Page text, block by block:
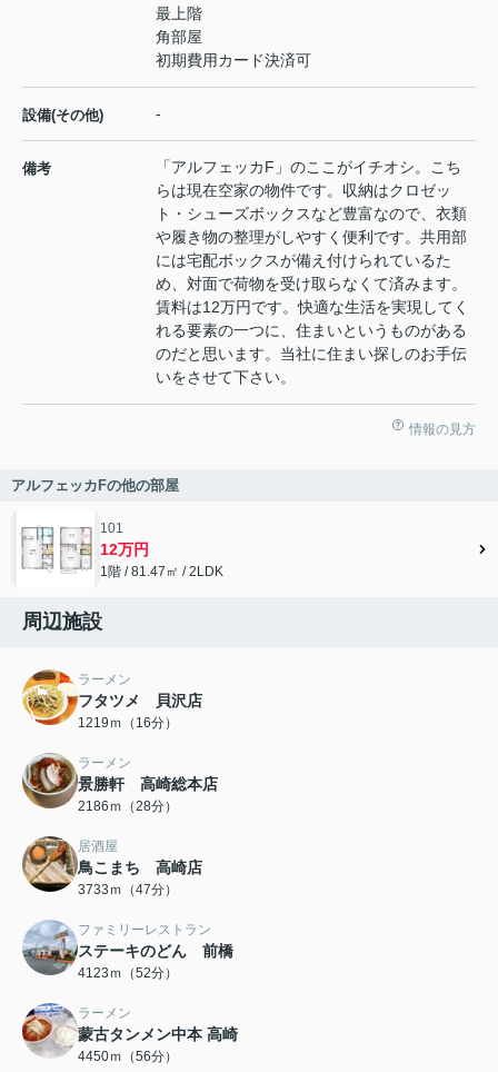
最上階
角部屋
初期費用カード決済可
設備(その他) -
備考
「アルフェッカF」のここがイチオシ。こち
らは現在空家の物件です。収納はクロゼッ
ト・シューズボックスなど豊富なので、衣類
や履き物の整理がしやすく便利です。共用部
には宅配ボックスが備え付けられているた
め、対面で荷物を受け取らなくて済みます。
賃料は12万円です。快適な生活を実現してく
れる要素の一つに、住まいというものがある
のだと思います。当社に住まい探しのお手伝
いをさせて下さい。
情報の見方
アルフェッカFの他の部屋
101
12万円
1階 / 81.47㎡ / 2LDK
周辺施設
ラーメン
フタツメ 貝沢店
1219ｍ（16分）
ラーメン
景勝軒 高崎総本店
2186ｍ（28分）
居酒屋
鳥こまち 高崎店
3733ｍ（47分）
ファミリーレストラン
ステーキのどん 前橋
4123ｍ（52分）
ラーメン
蒙古タンメン中本 高崎
4450ｍ（56分）